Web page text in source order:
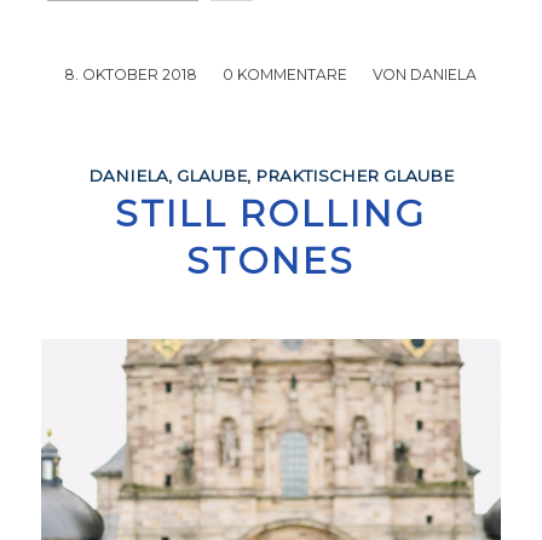
8. OKTOBER 2018
/ 0 KOMMENTARE
/ VON DANIELA
DANIELA, GLAUBE, PRAKTISCHER GLAUBE
STILL ROLLING
STONES